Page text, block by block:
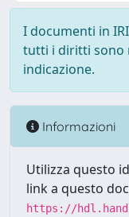
I documenti in
tutti i diritti sono
indicazione.
Informazioni
Utilizza questo
link a questo
https://